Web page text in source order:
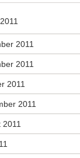
2011
2011
2011
2011